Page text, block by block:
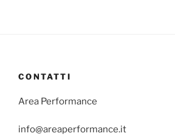
CONTATTI
Area Performance
info@areaperformance.it